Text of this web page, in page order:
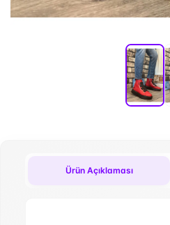
Ürün Açıklaması